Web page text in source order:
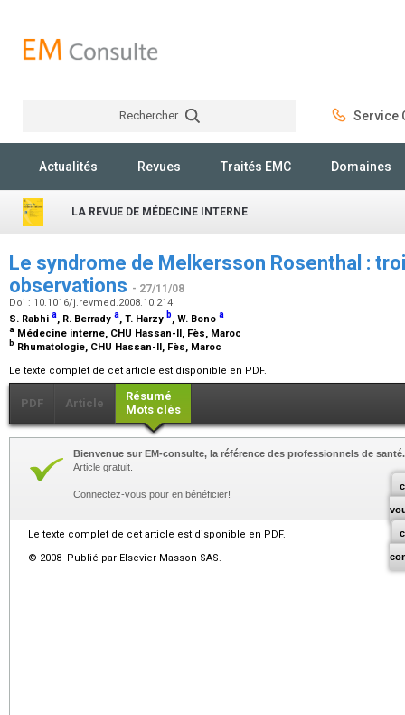
Rechercher Service
Actualités Revues Traités EMC Domaines
LA REVUE DE MÉDECINE INTERNE
Le syndrome de Melkersson Rosenthal :
observations - 27/11/08
Doi : 10.1016/j.revmed.2008.10.214
S. Rabhi a, R. Berrady a, T. Harzy b, W. Bono a
a Médecine interne, CHU Hassan-II, Fès, Maroc
b Rhumatologie, CHU Hassan-II, Fès, Maroc
Le texte complet de cet article est disponible en PDF.
PDF Article
Résumé
Mots clés
Bienvenue sur EM-consulte, la référence des professionnels de santé.
Article gratuit.
Connectez-vous pour en bénéficier!
Le texte complet de cet article est disponible en PDF.
© 2008 Publié par Elsevier Masson SAS.